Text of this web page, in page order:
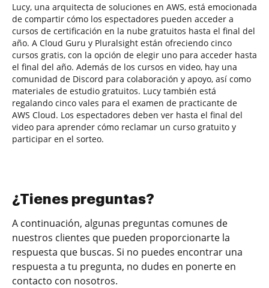
Lucy, una arquitecta de soluciones en AWS, está emocionada
de compartir cómo los espectadores pueden acceder a
cursos de certificación en la nube gratuitos hasta el final del
año. A Cloud Guru y Pluralsight están ofreciendo cinco
cursos gratis, con la opción de elegir uno para acceder hasta
el final del año. Además de los cursos en video, hay una
comunidad de Discord para colaboración y apoyo, así como
materiales de estudio gratuitos. Lucy también está
regalando cinco vales para el examen de practicante de
AWS Cloud. Los espectadores deben ver hasta el final del
video para aprender cómo reclamar un curso gratuito y
participar en el sorteo.
¿Tienes preguntas?
A continuación, algunas preguntas comunes de
nuestros clientes que pueden proporcionarte la
respuesta que buscas. Si no puedes encontrar una
respuesta a tu pregunta, no dudes en ponerte en
contacto con nosotros.